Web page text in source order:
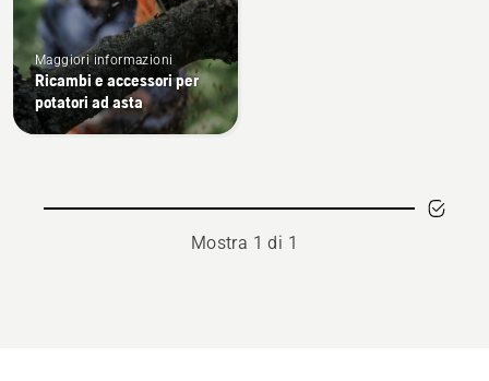
Maggiori informazioni
Ricambi e accessori per
potatori ad asta
Mostra 1 di 1